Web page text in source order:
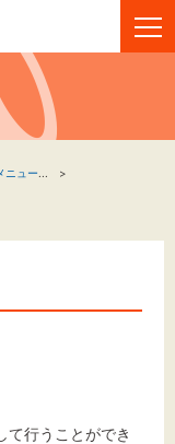
ニュー
て行うことができ